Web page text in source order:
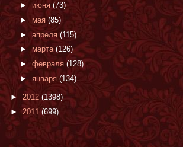
► июня(73)
► мая (85)
►апреля (115)
►марта (126)
► февраля (128)
► января (134)
► 2012 (1398)
►2011 (699)